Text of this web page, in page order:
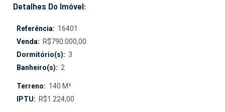
Detalhes Do Imóvel:
Referência: 16401
Venda: R$790.000,00
Dormitório(s): 3
Banheiro(s): 2
Terreno: 140 M²
IPTU: R$1.224,00